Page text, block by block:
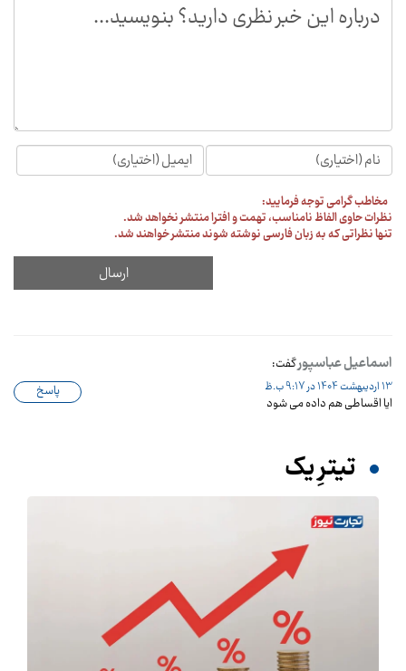
مخاطب گرامی توجه فرمایید:
نظرات حاوی الفاظ نامناسب، تهمت و افترا منتشر نخواهد شد.
تنها نظراتی که به زبان فارسی نوشته شوند منتشر خواهند شد.
اسماعیل عباسپورگفت:
13 اردیبهشت 1404 در 9:17 ب.ظ
ایا اقساطی هم داده می شود
پاسخ
تیترِ یک